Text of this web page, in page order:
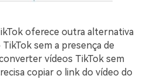
oferece outra alternativa
sem a presença de
vídeos TikTok sem
copiar o link do vídeo do